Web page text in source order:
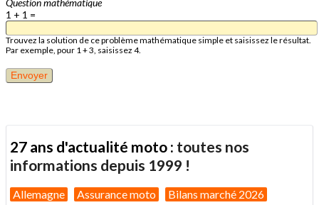
1 + 1 =
Trouvez la solution de ce problème mathématique simple et saisissez le résultat.
Par exemple, pour 1 + 3, saisissez 4.
27 ans d'actualité moto : toutes nos
informations depuis 1999 !
Allemagne Assurance moto Bilans marché 2026